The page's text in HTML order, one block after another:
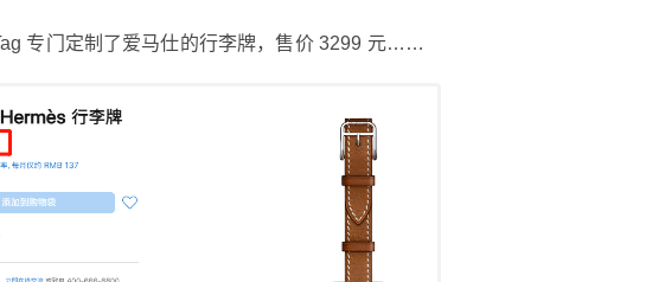
专门定制了爱马仕的行李牌，售价 3299 元……